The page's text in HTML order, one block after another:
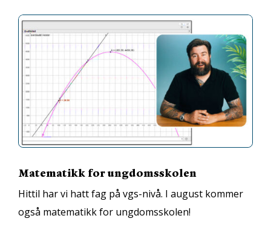
Matematikk for ungdomsskolen
Hittil har vi hatt fag på vgs-nivå. I august kommer
også matematikk for ungdomsskolen!